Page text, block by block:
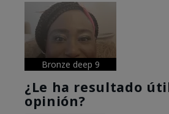
Bronze deep 9
¿Le ha resultado
opinión?